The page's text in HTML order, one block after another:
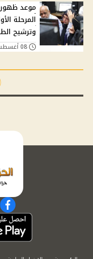
المرحلة
وترشيح